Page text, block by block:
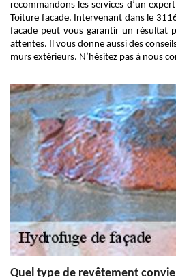
recommandons les services d’un
Toiture facade. Intervenant dans le
facade peut vous garantir un résultat
attentes. Il vous donne aussi des
murs extérieurs. N’hésitez pas à nous
Quel type de revêtement